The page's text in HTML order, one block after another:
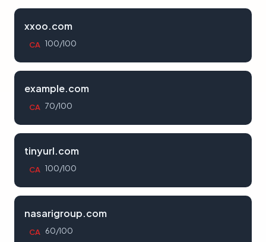
xxoo.com
CA 100/100
example.com
CA 70/100
tinyurl.com
CA 100/100
nasarigroup.com
CA 60/100